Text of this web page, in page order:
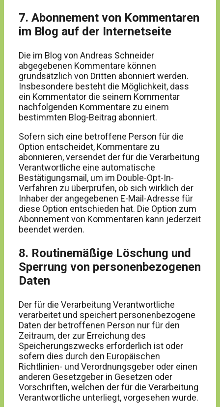
7. Abonnement von Kommentaren
im Blog auf der Internetseite
Die im Blog von Andreas Schneider
abgegebenen Kommentare können
grundsätzlich von Dritten abonniert werden.
Insbesondere besteht die Möglichkeit, dass
ein Kommentator die seinem Kommentar
nachfolgenden Kommentare zu einem
bestimmten Blog-Beitrag abonniert.
Sofern sich eine betroffene Person für die
Option entscheidet, Kommentare zu
abonnieren, versendet der für die Verarbeitung
Verantwortliche eine automatische
Bestätigungsmail, um im Double-Opt-In-
Verfahren zu überprüfen, ob sich wirklich der
Inhaber der angegebenen E-Mail-Adresse für
diese Option entschieden hat. Die Option zum
Abonnement von Kommentaren kann jederzeit
beendet werden.
8. Routinemäßige Löschung und
Sperrung von personenbezogenen
Daten
Der für die Verarbeitung Verantwortliche
verarbeitet und speichert personenbezogene
Daten der betroffenen Person nur für den
Zeitraum, der zur Erreichung des
Speicherungszwecks erforderlich ist oder
sofern dies durch den Europäischen
Richtlinien- und Verordnungsgeber oder einen
anderen Gesetzgeber in Gesetzen oder
Vorschriften, welchen der für die Verarbeitung
Verantwortliche unterliegt, vorgesehen wurde.